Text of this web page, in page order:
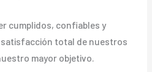
cumplidos, confiables y
total de nuestros
mayor objetivo.